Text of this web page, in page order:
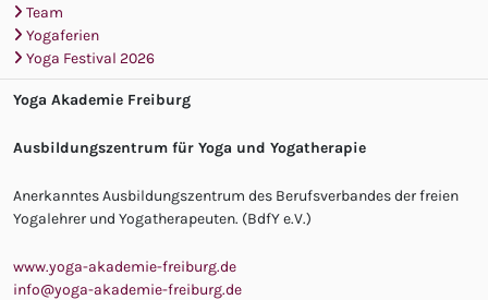
Team
Yogaferien
Yoga Festival 2026
Yoga Akademie Freiburg
Ausbildungszentrum für Yoga und Yogatherapie
Anerkanntes Ausbildungszentrum des Berufsverbandes der freien
Yogalehrer und Yogatherapeuten. (BdfY e.V.)
www.yoga-akademie-freiburg.de
info@yoga-akademie-freiburg.de